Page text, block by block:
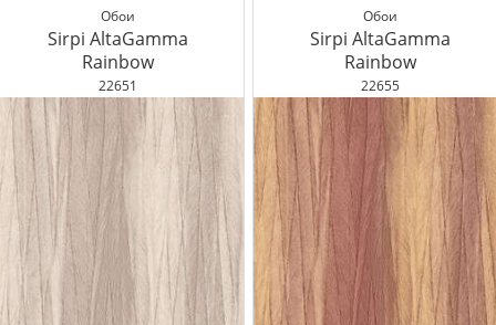
Обои
Sirpi AltaGamma
Rainbow
22651
Обои
Sirpi AltaGamma
Rainbow
22655